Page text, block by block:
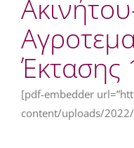
Έκτασης
[pdf-embedder
content/uploads/